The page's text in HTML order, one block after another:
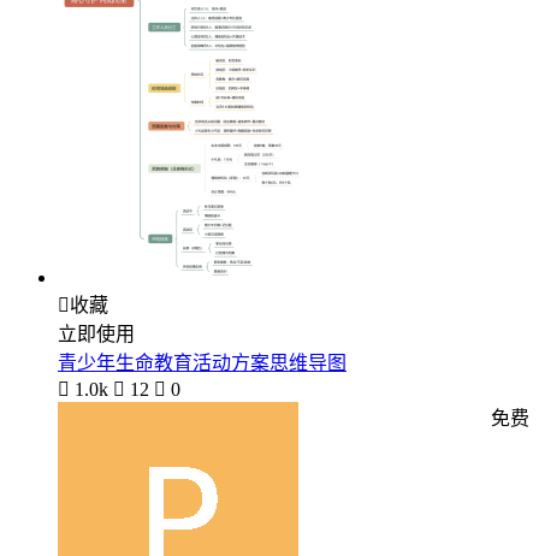
收藏
立即使用
青少年生命教育活动方案思维导图
 1.0k  12  0
免费